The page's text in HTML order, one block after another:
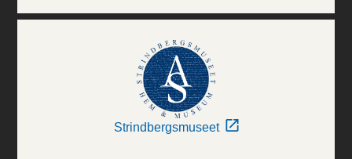
Strindbergsmuseet